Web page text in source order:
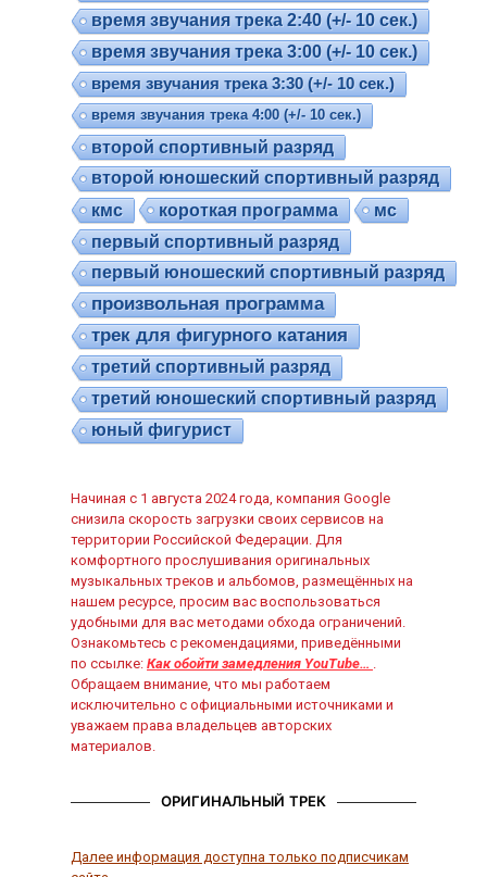
время звучания трека 2:40 (+/- 10 сек.)
время звучания трека 3:00 (+/- 10 сек.)
время звучания трека 3:30 (+/- 10 сек.)
время звучания трека 4:00 (+/- 10 сек.)
второй спортивный разряд
второй юношеский спортивный разряд
кмс короткая программа
мс
первый спортивный разряд
первый юношеский спортивный разряд
произвольная программа
трек для фигурного катания
третий спортивный разряд
третий юношеский спортивный разряд
юный фигурист
Начиная с 1 августа 2024 года, компания Google
снизила скорость загрузки своих сервисов на
территории Российской Федерации. Для
комфортного прослушивания оригинальных
музыкальных треков и альбомов, размещённых на
нашем ресурсе, просим вас воспользоваться
удобными для вас методами обхода ограничений.
Ознакомьтесь с рекомендациями, приведёнными
по ссылке: Как обойти замедления YouTube… .
Обращаем внимание, что мы работаем
исключительно с официальными источниками и
уважаем права владельцев авторских
материалов.
ОРИГИНАЛЬНЫЙ ТРЕК
Далее информация доступна только подписчикам